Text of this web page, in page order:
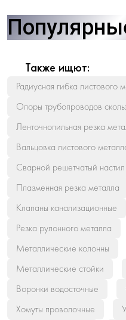
Также ищют:
Радиусная гибка листового
Опоры трубопроводов
Ленточнопильная резка
Вальцовка листового
Сварной решетчатый настил
Плазменная резка металла
Клапаны канализационные
Резка рулонного металла
Металлические колонны
Металлические стойки
Воронки водосточные
Хомуты проволочные